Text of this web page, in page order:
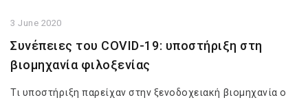
3 June 2020
Συνέπειες του COVID-19: υποστήριξη στη
βιομηχανία φιλοξενίας
Τι υποστήριξη παρείχαν στην ξενοδοχειακή βιομηχανία ο